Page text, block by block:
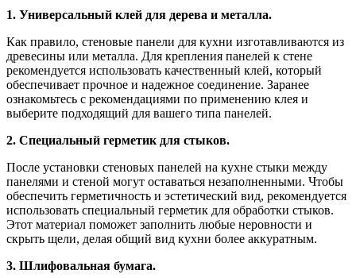
1. Универсальный клей для дерева и металла.
Как правило, стеновые панели для кухни изготавливаются из
древесины или металла. Для крепления панелей к стене
рекомендуется использовать качественный клей, который
обеспечивает прочное и надежное соединение. Заранее
ознакомьтесь с рекомендациями по применению клея и
выберите подходящий для вашего типа панелей.
2. Специальный герметик для стыков.
После установки стеновых панелей на кухне стыки между
панелями и стеной могут оставаться незаполненными. Чтобы
обеспечить герметичность и эстетический вид, рекомендуется
использовать специальный герметик для обработки стыков.
Этот материал поможет заполнить любые неровности и
скрыть щели, делая общий вид кухни более аккуратным.
3. Шлифовальная бумага.